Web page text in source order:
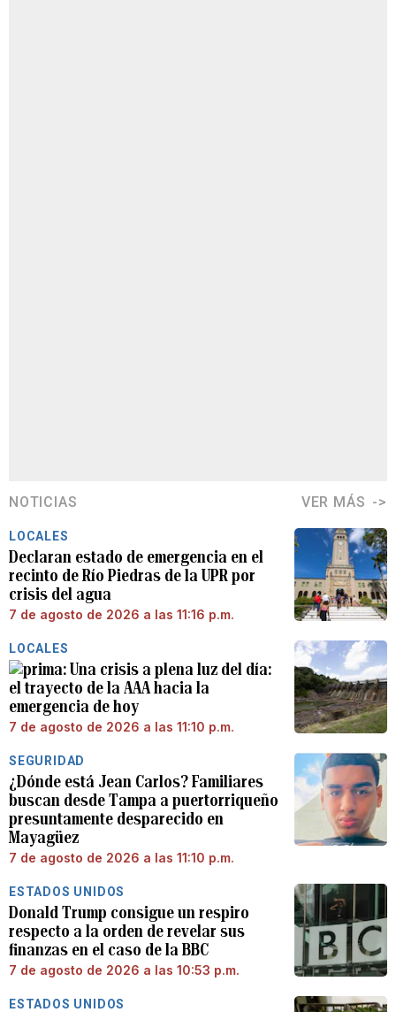
NOTICIAS VER MÁS
LOCALES
Declaran estado de emergencia en el
recinto de Río Piedras de la UPR por
crisis del agua
7 de agosto de 2026 a las 11:16 p.m.
LOCALES
Una crisis a plena luz del día:
el trayecto de la AAA hacia la
emergencia de hoy
7 de agosto de 2026 a las 11:10 p.m.
SEGURIDAD
¿Dónde está Jean Carlos? Familiares
buscan desde Tampa a puertorriqueño
presuntamente desparecido en
Mayagüez
7 de agosto de 2026 a las 11:10 p.m.
ESTADOS UNIDOS
Donald Trump consigue un respiro
respecto a la orden de revelar sus
finanzas en el caso de la BBC
7 de agosto de 2026 a las 10:53 p.m.
ESTADOS UNIDOS